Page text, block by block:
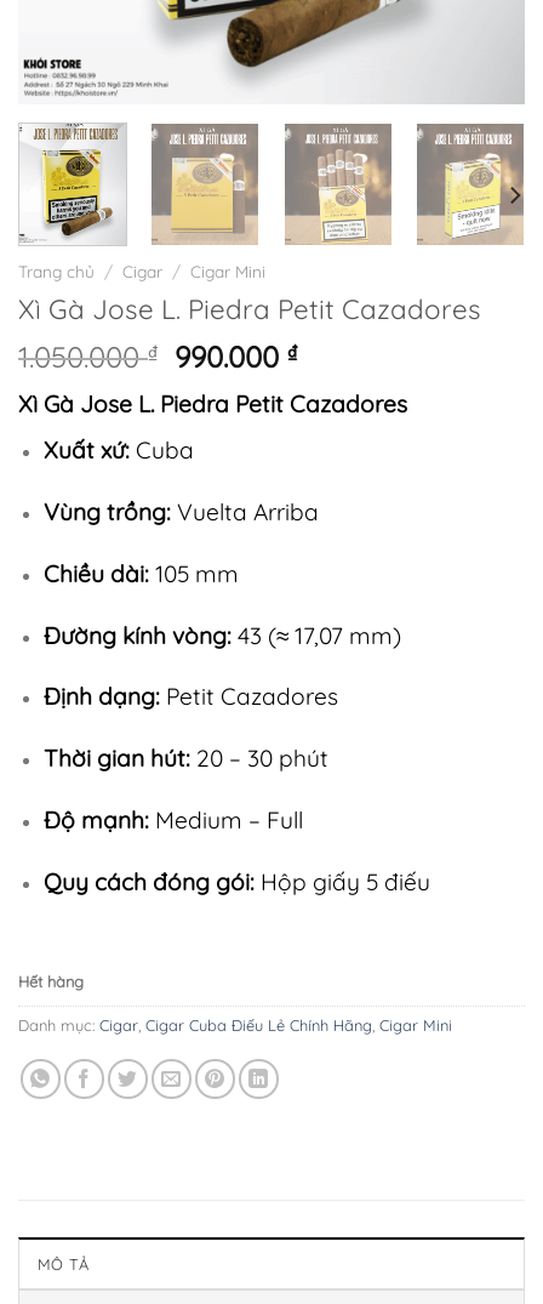
Trang chủ / Cigar / Cigar Mini
Xì Gà Jose L. Piedra Petit Cazadores
1.050.000₫
Giá
gốc
là:
1.050.000 ₫.
990.000₫Giá
hiện
tại
Xì Gà Jose L. Piedra Petit Cazadores
Xuất xứ:Cuba
Vùng trồng:Vuelta Arriba
Chiều dài:105 mm
Đường kính vòng:43 (≈ 17,07 mm)
Định dạng:Petit Cazadores
Thời gian hút:20 – 30 phút
Độ mạnh:Medium – Full
Quy cách đóng gói:Hộp giấy 5 điếu
Hết hàng
Danh mục: Cigar, Cigar Cuba Điếu Lẻ Chính Hãng, Cigar Mini
MÔ TẢ